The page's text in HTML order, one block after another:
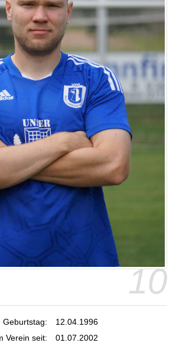
10
Geburtstag:
12.04.1996
Verein seit:
01.07.2002